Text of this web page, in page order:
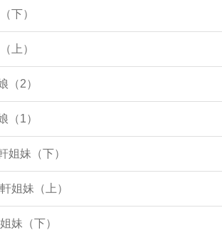
下）
上）
（2）
（1）
姐妹（下）
姐妹（上）
妹（下）